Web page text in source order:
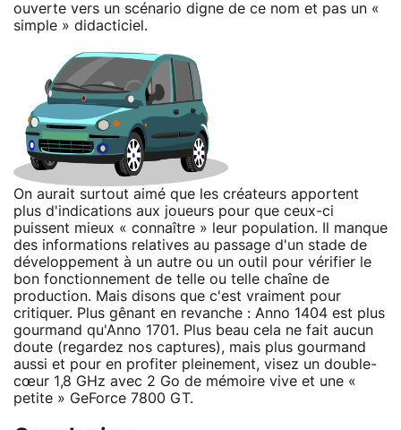
ouverte vers un scénario digne de ce nom et pas un «
simple » didacticiel.
On aurait surtout aimé que les créateurs apportent
plus d'indications aux joueurs pour que ceux-ci
puissent mieux « connaître » leur population. Il manque
des informations relatives au passage d'un stade de
développement à un autre ou un outil pour vérifier le
bon fonctionnement de telle ou telle chaîne de
production. Mais disons que c'est vraiment pour
critiquer. Plus gênant en revanche : Anno 1404 est plus
gourmand qu'Anno 1701. Plus beau cela ne fait aucun
doute (regardez nos captures), mais plus gourmand
aussi et pour en profiter pleinement, visez un double-
cœur 1,8 GHz avec 2 Go de mémoire vive et une «
petite » GeForce 7800 GT.